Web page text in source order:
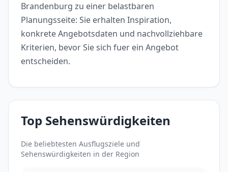
Brandenburg zu einer belastbaren
Planungsseite: Sie erhalten Inspiration,
konkrete Angebotsdaten und nachvollziehbare
Kriterien, bevor Sie sich fuer ein Angebot
entscheiden.
Top Sehenswürdigkeiten
Die beliebtesten Ausflugsziele und
Sehenswürdigkeiten in der Region